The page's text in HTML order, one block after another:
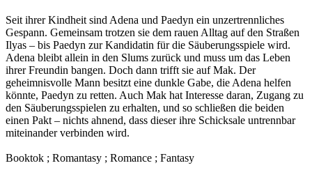
Seit ihrer Kindheit sind Adena und Paedyn ein unzertrennliches
Gespann. Gemeinsam trotzen sie dem rauen Alltag auf den Straßen
Ilyas – bis Paedyn zur Kandidatin für die Säuberungsspiele wird.
Adena bleibt allein in den Slums zurück und muss um das Leben
ihrer Freundin bangen. Doch dann trifft sie auf Mak. Der
geheimnisvolle Mann besitzt eine dunkle Gabe, die Adena helfen
könnte, Paedyn zu retten. Auch Mak hat Interesse daran, Zugang zu
den Säuberungsspielen zu erhalten, und so schließen die beiden
einen Pakt – nichts ahnend, dass dieser ihre Schicksale untrennbar
miteinander verbinden wird.
Booktok ; Romantasy ; Romance ; Fantasy